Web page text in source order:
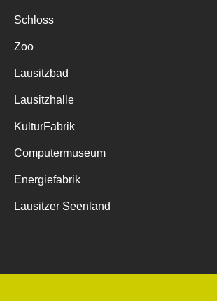
Schloss
Zoo
Lausitzbad
Lausitzhalle
KulturFabrik
Computermuseum
Energiefabrik
Lausitzer Seenland